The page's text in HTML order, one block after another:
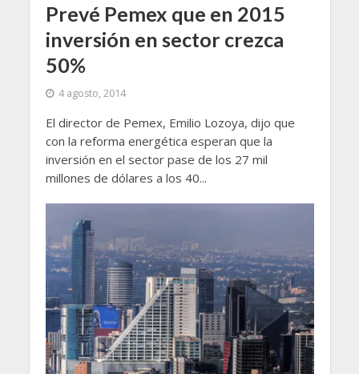
Prevé Pemex que en 2015
inversión en sector crezca
50%
4 agosto, 2014
El director de Pemex, Emilio Lozoya, dijo que
con la reforma energética esperan que la
inversión en el sector pase de los 27 mil
millones de dólares a los 40...